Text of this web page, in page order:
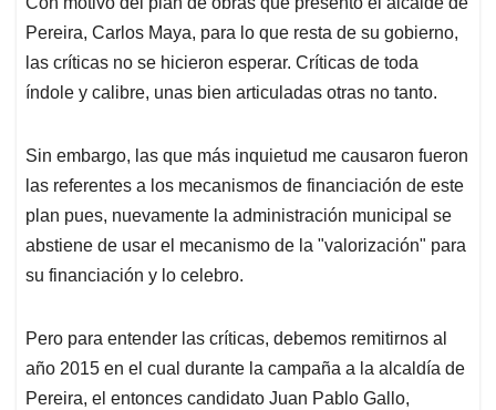
s
A
p
p
b
o
o
k
e
d
I
n
l
a
d
s
Pereira, Carlos Maya, para lo que resta de su gobierno,
las críticas no se hicieron esperar. Críticas de toda
índole y calibre, unas bien articuladas otras no tanto.
Sin embargo, las que más inquietud me causaron fueron
las referentes a los mecanismos de financiación de este
plan pues, nuevamente la administración municipal se
abstiene de usar el mecanismo de la "valorización" para
su financiación y lo celebro.
Pero para entender las críticas, debemos remitirnos al
año 2015 en el cual durante la campaña a la alcaldía de
Pereira, el entonces candidato Juan Pablo Gallo,